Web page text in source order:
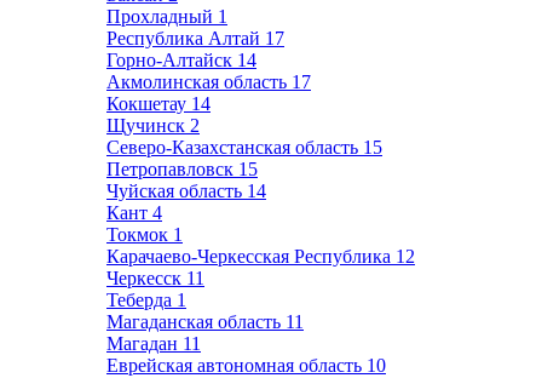
Прохладный 1
Республика Алтай 17
Горно-Алтайск 14
Акмолинская область 17
Кокшетау 14
Щучинск 2
Северо-Казахстанская область 15
Петропавловск 15
Чуйская область 14
Кант 4
Токмок 1
Карачаево-Черкесская Республика 12
Черкесск 11
Теберда 1
Магаданская область 11
Магадан 11
Еврейская автономная область 10